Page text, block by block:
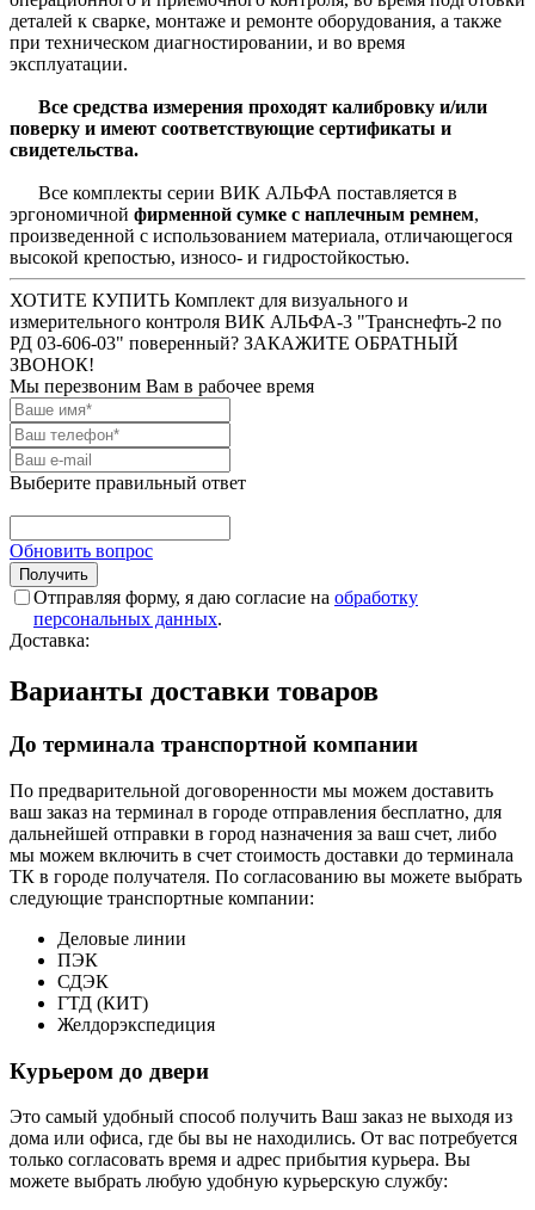
деталей к сварке, монтаже и ремонте оборудования, а также
при техническом диагностировании, и во время
эксплуатации.
Все средства измерения проходят калибровку и/или
поверку и имеют соответствующие сертификаты и
свидетельства.
Все комплекты серии ВИК АЛЬФА поставляется в
эргономичной фирменной сумке с наплечным ремнем,
произведенной с использованием материала, отличающегося
высокой крепостью, износо- и гидростойкостью.
ХОТИТЕ КУПИТЬ Комплект для визуального и
измерительного контроля ВИК АЛЬФА-3 "Транснефть-2 по
РД 03-606-03" поверенный? ЗАКАЖИТЕ ОБРАТНЫЙ
ЗВОНОК!
Мы перезвоним Вам в рабочее время
Выберите правильный ответ
Обновить вопрос
Отправляя форму, я даю согласие на обработку
персональных данных.
Доставка:
Варианты доставки товаров
До терминала транспортной компании
По предварительной договоренности мы можем доставить
ваш заказ на терминал в городе отправления бесплатно, для
дальнейшей отправки в город назначения за ваш счет, либо
мы можем включить в счет стоимость доставки до терминала
ТК в городе получателя. По согласованию вы можете выбрать
следующие транспортные компании:
Деловые линии
ПЭК
СДЭК
ГТД (КИТ)
Желдорэкспедиция
Курьером до двери
Это самый удобный способ получить Ваш заказ не выходя из
дома или офиса, где бы вы не находились. От вас потребуется
только согласовать время и адрес прибытия курьера. Вы
можете выбрать любую удобную курьерскую службу: